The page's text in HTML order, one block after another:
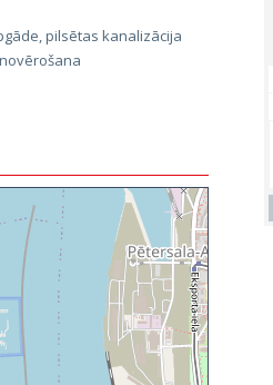
pilsētas kanalizācija